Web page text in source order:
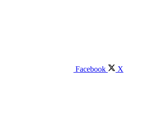
Facebook X